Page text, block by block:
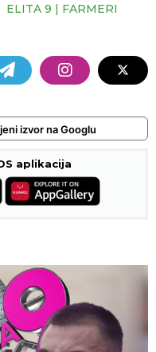
ELITA 9 | FARMERI
izvor na Googlu
aplikacija